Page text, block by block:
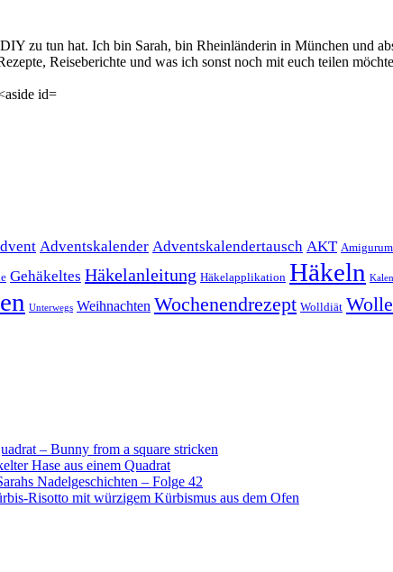
zu tun hat. Ich bin Sarah, bin Rheinländerin in München und
Reiseberichte und was ich sonst noch mit euch teilen
Adventskalender Adventskalendertausch AKT
Gehäkeltes Häkelanleitung Häkelapplikation Häkeln
Unterwegs Weihnachten Wochenendrezept Wolldiät Wolle
– Bunny from a square stricken
Hase aus einem Quadrat
Nadelgeschichten – Folge 42
Risotto mit würzigem Kürbismus aus dem Ofen